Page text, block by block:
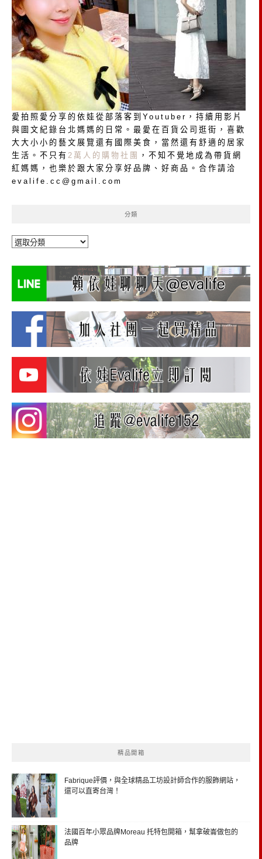
愛拍照愛分享的依娃從部落客到Youtuber，持續用影片
與圖文紀錄台北媽媽的日常。最愛在百貨公司逛街，喜歡
大大小小的藝文展覽還有國際美食，當然還有舒適的居家
生活。不只有 2萬人的購物社團
，不知不覺地成為帶貨網
紅媽媽，也樂於跟大家分享好品牌、好商品。合作請洽
evalife.cc@gmail.com
分類
分
精品開箱
Fabrique評價，與全球精品工坊設計師合作的服飾網站，
還可以直寄台灣！
法國百年小眾品牌Moreau 托特包開箱，幫拿破崙做包的
品牌